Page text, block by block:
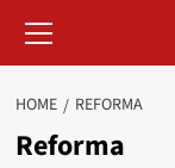
Menu
HOME REFORMA
Reforma